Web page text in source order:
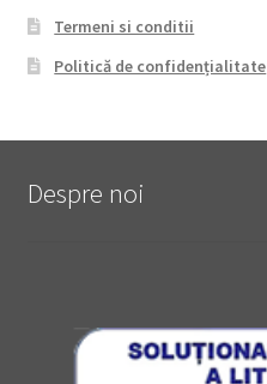
Termeni si conditii
Politică de confidențialitate
Despre noi